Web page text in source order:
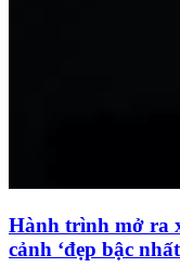
Hành trình mở ra
cảnh ‘đẹp bậc